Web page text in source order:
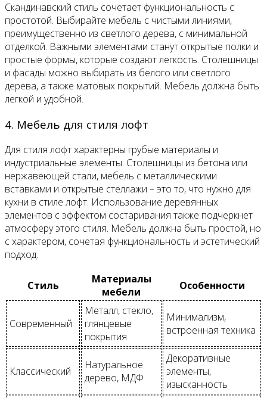
Скандинавский стиль сочетает функциональность с
простотой. Выбирайте мебель с чистыми линиями,
преимущественно из светлого дерева, с минимальной
отделкой. Важными элементами станут открытые полки и
простые формы, которые создают легкость. Столешницы
и фасады можно выбирать из белого или светлого
дерева, а также матовых покрытий. Мебель должна быть
легкой и удобной.
4. Мебель для стиля лофт
Для стиля лофт характерны грубые материалы и
индустриальные элементы. Столешницы из бетона или
нержавеющей стали, мебель с металлическими
вставками и открытые стеллажи – это то, что нужно для
кухни в стиле лофт. Использование деревянных
элементов с эффектом состаривания также подчеркнет
атмосферу этого стиля. Мебель должна быть простой, но
с характером, сочетая функциональность и эстетический
подход.
Стиль
Материалы
мебели
Особенности
Современный
Металл, стекло,
глянцевые
покрытия
Минимализм,
встроенная техника
Классический
Натуральное
дерево, МДФ
Декоративные
элементы,
изысканность